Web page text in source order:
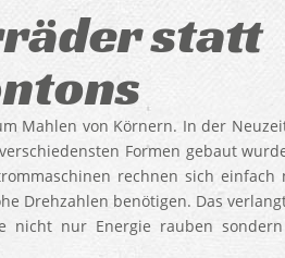
statt
Mahlen von Körnern. In der
Formen gebaut
rechnen sich einfach
Drehzahlen benötigen. Das
nicht nur Energie rauben